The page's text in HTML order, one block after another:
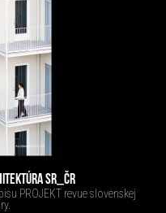
SR_ČR
PROJEKT revue slovenskej